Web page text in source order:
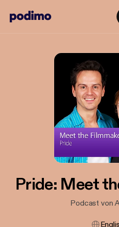
Pride: Meet
Podcast von